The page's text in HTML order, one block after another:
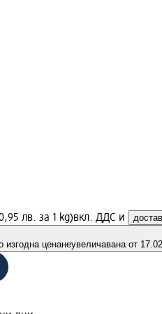
лв. за 1 kg)вкл. ДДС и
изгодна ценанеувеличавана от